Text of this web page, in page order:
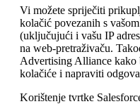
Vi možete spriječiti
kolačić povezanih s
(uključujući i vašu IP
na web-pretraživaču.
Advertising Alliance kako
kolačiće i napraviti
Korištenje tvrtke